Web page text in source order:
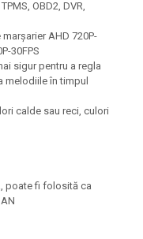
OBD2, DVR,
AHD 720P-
30FPS
sigur pentru a regla
melodiile în timpul
calde sau reci, culori
poate fi folosită ca